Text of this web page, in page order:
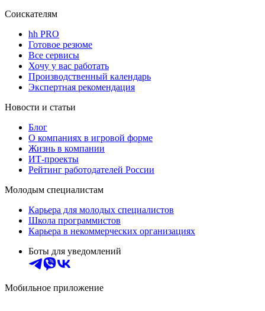
Соискателям
hh PRO
Готовое резюме
Все сервисы
Хочу у вас работать
Производственный календарь
Экспертная рекомендация
Новости и статьи
Блог
О компаниях в игровой форме
Жизнь в компании
ИТ-проекты
Рейтинг работодателей России
Молодым специалистам
Карьера для молодых специалистов
Школа программистов
Карьера в некоммерческих организациях
Боты для уведомлений
Мобильное приложение